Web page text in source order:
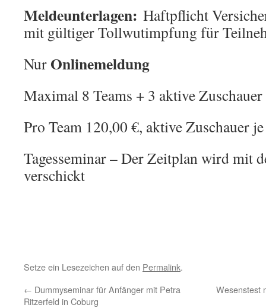
Meldeunterlagen: Haftpflicht
mit gültiger Tollwutimpfung für
Nur Onlinemeldung
Maximal 8 Teams + 3 aktive Zuschauer
Pro Team 120,00 €, aktive Zuschauer
Tagesseminar – Der Zeitplan wird mit
verschickt
Setze ein Lesezeichen auf den Permalink.
← Dummyseminar für Anfänger mit Petra
Ritzerfeld in Coburg
Wesenstest